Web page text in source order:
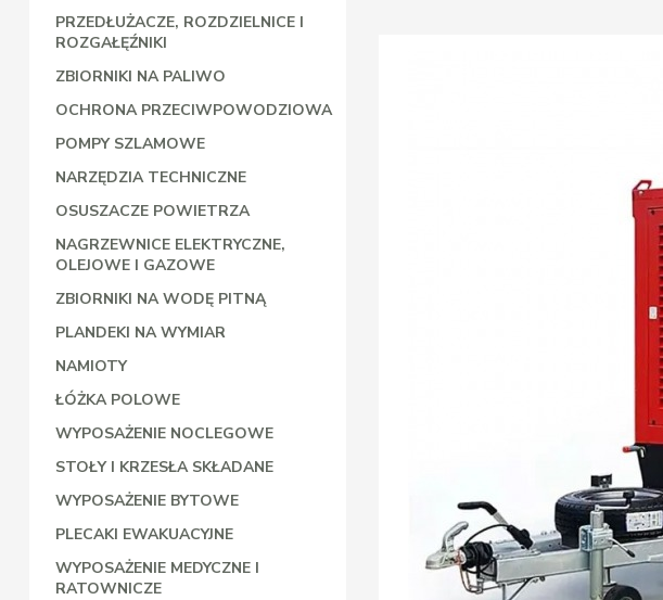
PRZEDŁUŻACZE, ROZDZIELNICE I
ROZGAŁĘŹNIKI
ZBIORNIKI NA PALIWO
OCHRONA PRZECIWPOWODZIOWA
POMPY SZLAMOWE
NARZĘDZIA TECHNICZNE
OSUSZACZE POWIETRZA
NAGRZEWNICE ELEKTRYCZNE,
OLEJOWE I GAZOWE
ZBIORNIKI NA WODĘ PITNĄ
PLANDEKI NA WYMIAR
NAMIOTY
ŁÓŻKA POLOWE
WYPOSAŻENIE NOCLEGOWE
STOŁY I KRZESŁA SKŁADANE
WYPOSAŻENIE BYTOWE
PLECAKI EWAKUACYJNE
WYPOSAŻENIE MEDYCZNE I
RATOWNICZE